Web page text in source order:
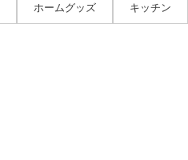
ホームグッズ キッチン